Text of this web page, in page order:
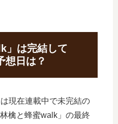
」は完結して
想日は？
現在連載中で未完結の
檎と蜂蜜walk」の最終